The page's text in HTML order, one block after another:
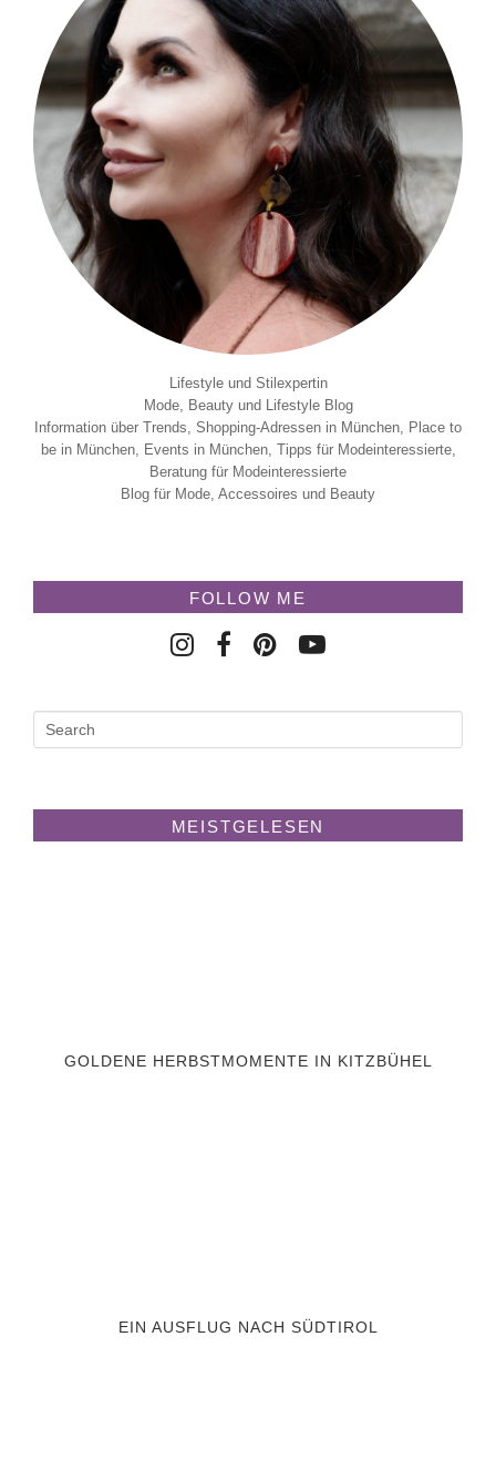
Lifestyle und Stilexpertin
Mode, Beauty und Lifestyle Blog
Information über Trends, Shopping-Adressen in München, Place to
be in München, Events in München, Tipps für Modeinteressierte,
Beratung für Modeinteressierte
Blog für Mode, Accessoires und Beauty
FOLLOW ME
MEISTGELESEN
GOLDENE HERBSTMOMENTE IN KITZBÜHEL
EIN AUSFLUG NACH SÜDTIROL